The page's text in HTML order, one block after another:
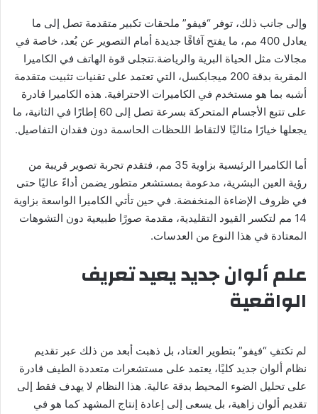
وإلى جانب ذلك، توفر “فيفو” ملحقات تكبير متقدمة تصل إلى ما
يعادل 400 مم، ما يفتح آفاقًا جديدة أمام التصوير عن بُعد، خاصة في
مجالات مثل الحياة البرية والرياضة.تتجلى قوة الهاتف في الكاميرا
المقربة بدقة 200 ميجابكسل، التي تعتمد على تقنيات تثبيت متقدمة
أشبه بما هو مستخدم في الكاميرات الاحترافية. هذه الكاميرا قادرة
على تتبع الأجسام المتحركة بسرعة تصل إلى 60 إطارًا في الثانية، ما
يجعلها خيارًا مثاليًا لالتقاط اللحظات الحاسمة دون فقدان التفاصيل.
أما الكاميرا الرئيسية بزاوية 35 مم، فتقدم تجربة تصوير قريبة من
رؤية العين البشرية، مدعومة بمستشعر متطور يضمن أداءً عاليًا حتى
في ظروف الإضاءة المنخفضة. في حين تأتي الكاميرا الواسعة بزاوية
14 مم لتكسر القيود التقليدية، مقدمة صورًا طبيعية دون التشوهات
المعتادة في هذا النوع من العدسات.
علم ألوان جديد يعيد تعريف
الواقعية
لم تكتفِ “فيفو” بتطوير العتاد، بل ذهبت أبعد من ذلك عبر تقديم
نظام ألوان جديد كليًا، يعتمد على مستشعرات متعددة الطيف قادرة
على تحليل الضوء المحيط بدقة عالية. هذا النظام لا يهدف فقط إلى
تقديم ألوان زاهية، بل يسعى إلى إعادة إنتاج المشهد كما هو في